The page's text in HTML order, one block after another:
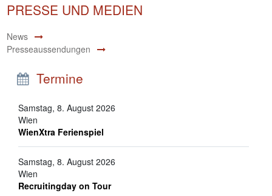
PRESSE UND MEDIEN
News
Presseaussendungen
Termine
Samstag, 8. August 2026
Wien
WienXtra Ferienspiel
Samstag, 8. August 2026
Wien
Recruitingday on Tour